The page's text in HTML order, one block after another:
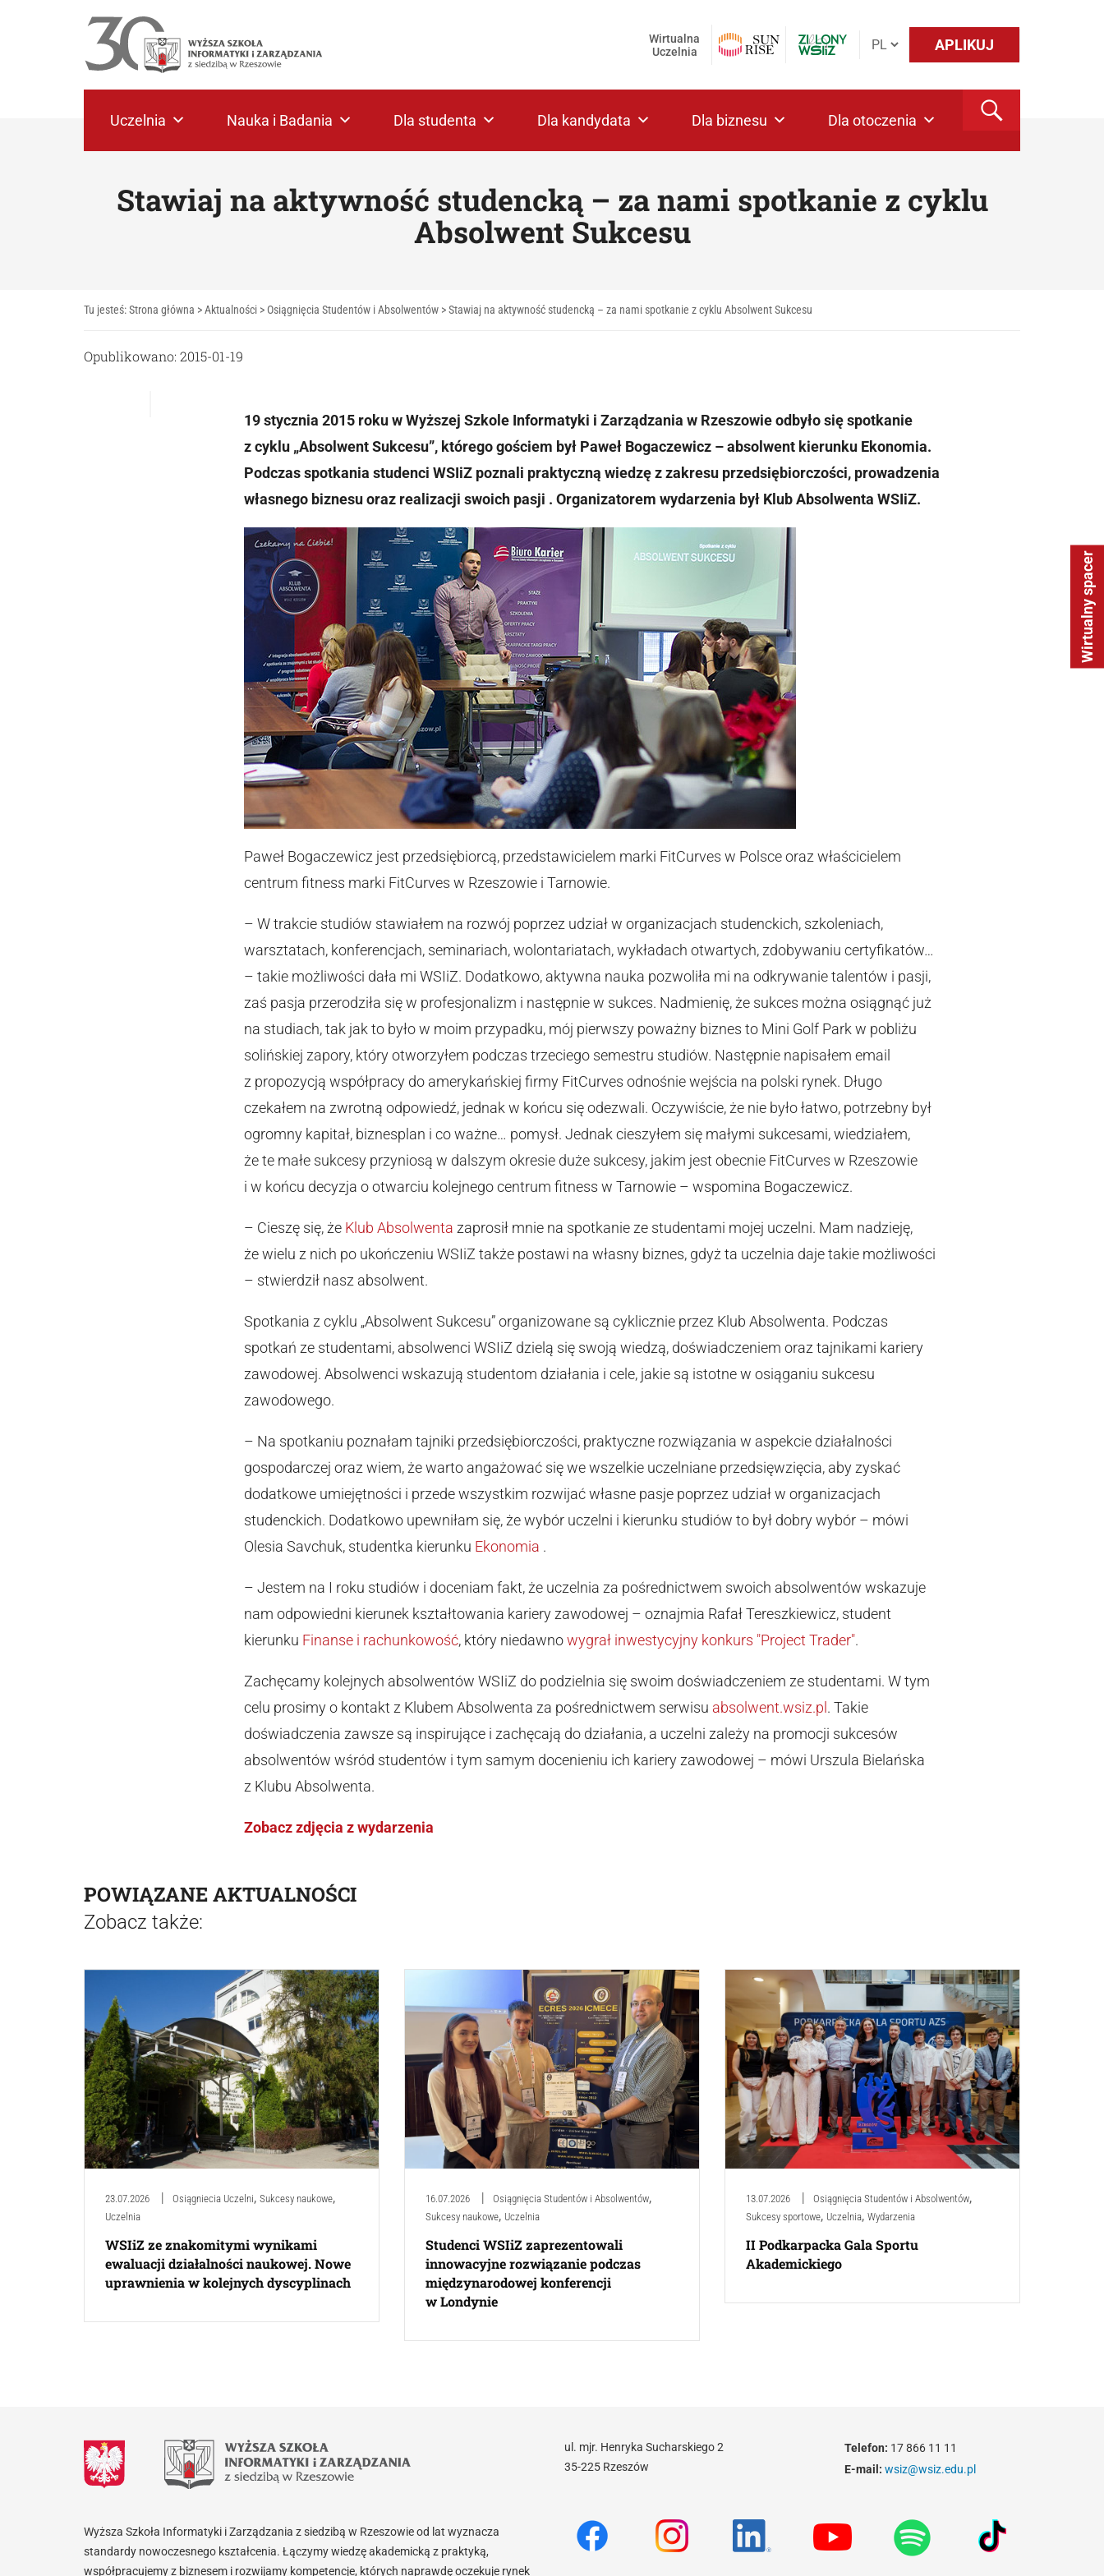
Wirtualny spacer
APLIKUJ
Wirtualna
Uczelnia
Uczelnia Nauka i Badania Dla studenta Dla kandydata Dla biznesu Dla otoczenia
Stawiaj na aktywność studencką – za nami spotkanie z cyklu
Absolwent Sukcesu
Tu jesteś:Strona główna >Aktualności > Osiągnięcia Studentów i Absolwentów >Stawiaj na aktywność studencką – za nami spotkanie z cyklu Absolwent Sukcesu
Opublikowano: 2015-01-19
19 stycznia 2015 roku w Wyższej Szkole Informatyki i Zarządzania w Rzeszowie odbyło się spotkanie
z cyklu „Absolwent Sukcesu”, którego gościem był Paweł Bogaczewicz – absolwent kierunku Ekonomia.
Podczas spotkania studenci WSIiZ poznali praktyczną wiedzę z zakresu przedsiębiorczości, prowadzenia
własnego biznesu oraz realizacji swoich pasji . Organizatorem wydarzenia był Klub Absolwenta WSIiZ.
Paweł Bogaczewicz jest przedsiębiorcą, przedstawicielem marki FitCurves w Polsce oraz właścicielem
centrum fitness marki FitCurves w Rzeszowie i Tarnowie.
– W trakcie studiów stawiałem na rozwój poprzez udział w organizacjach studenckich, szkoleniach,
warsztatach, konferencjach, seminariach, wolontariatach, wykładach otwartych, zdobywaniu certyfikatów…
– takie możliwości dała mi WSIiZ. Dodatkowo, aktywna nauka pozwoliła mi na odkrywanie talentów i pasji,
zaś pasja przerodziła się w profesjonalizm i następnie w sukces. Nadmienię, że sukces można osiągnąć już
na studiach, tak jak to było w moim przypadku, mój pierwszy poważny biznes to Mini Golf Park w pobliżu
solińskiej zapory, który otworzyłem podczas trzeciego semestru studiów. Następnie napisałem email
z propozycją współpracy do amerykańskiej firmy FitCurves odnośnie wejścia na polski rynek. Długo
czekałem na zwrotną odpowiedź, jednak w końcu się odezwali. Oczywiście, że nie było łatwo, potrzebny był
ogromny kapitał, biznesplan i co ważne… pomysł. Jednak cieszyłem się małymi sukcesami, wiedziałem,
że te małe sukcesy przyniosą w dalszym okresie duże sukcesy, jakim jest obecnie FitCurves w Rzeszowie
i w końcu decyzja o otwarciu kolejnego centrum fitness w Tarnowie – wspomina Bogaczewicz.
– Cieszę się, że Klub Absolwenta zaprosił mnie na spotkanie ze studentami mojej uczelni. Mam nadzieję,
że wielu z nich po ukończeniu WSIiZ także postawi na własny biznes, gdyż ta uczelnia daje takie możliwości
– stwierdził nasz absolwent.
Spotkania z cyklu „Absolwent Sukcesu” organizowane są cyklicznie przez Klub Absolwenta. Podczas
spotkań ze studentami, absolwenci WSIiZ dzielą się swoją wiedzą, doświadczeniem oraz tajnikami kariery
zawodowej. Absolwenci wskazują studentom działania i cele, jakie są istotne w osiąganiu sukcesu
zawodowego.
– Na spotkaniu poznałam tajniki przedsiębiorczości, praktyczne rozwiązania w aspekcie działalności
gospodarczej oraz wiem, że warto angażować się we wszelkie uczelniane przedsięwzięcia, aby zyskać
dodatkowe umiejętności i przede wszystkim rozwijać własne pasje poprzez udział w organizacjach
studenckich. Dodatkowo upewniłam się, że wybór uczelni i kierunku studiów to był dobry wybór – mówi
Olesia Savchuk, studentka kierunku Ekonomia .
– Jestem na I roku studiów i doceniam fakt, że uczelnia za pośrednictwem swoich absolwentów wskazuje
nam odpowiedni kierunek kształtowania kariery zawodowej – oznajmia Rafał Tereszkiewicz, student
kierunku Finanse i rachunkowość, który niedawnowygrał inwestycyjny konkurs "Project Trader".
Zachęcamy kolejnych absolwentów WSIiZ do podzielnia się swoim doświadczeniem ze studentami. W tym
celu prosimy o kontakt z Klubem Absolwenta za pośrednictwem serwisu absolwent.wsiz.pl . Takie
doświadczenia zawsze są inspirujące i zachęcają do działania, a uczelni zależy na promocji sukcesów
absolwentów wśród studentów i tym samym docenieniu ich kariery zawodowej – mówi Urszula Bielańska
z Klubu Absolwenta.
Zobacz zdjęcia z wydarzenia
POWIĄZANE AKTUALNOŚCI
Zobacz także:
23.07.2026 Osiągniecia Uczelni, Sukcesy naukowe,
Uczelnia
WSIiZ ze znakomitymi wynikami
ewaluacji działalności naukowej. Nowe
uprawnienia w kolejnych dyscyplinach
16.07.2026 Osiągnięcia Studentów i Absolwentów,
Sukcesy naukowe, Uczelnia
Studenci WSIiZ zaprezentowali
innowacyjne rozwiązanie podczas
międzynarodowej konferencji
w Londynie
13.07.2026 Osiągnięcia Studentów i Absolwentów,
Sukcesy sportowe, Uczelnia, Wydarzenia
II Podkarpacka Gala Sportu
Akademickiego
Wyższa Szkoła Informatyki i Zarządzania z siedzibą w Rzeszowie od lat wyznacza
standardy nowoczesnego kształcenia. Łączymy wiedzę akademicką z praktyką,
współpracujemy z biznesem i rozwijamy kompetencje, których naprawdę oczekuje rynek
ul. mjr. Henryka Sucharskiego 2
35-225 Rzeszów
Telefon: 17 866 11 11
E-mail: wsiz@wsiz.edu.pl